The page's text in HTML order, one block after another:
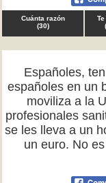
Cuánta razón
(30)
(
Españoles,
españoles en un
moviliza a la
profesionales
se les lleva a un
un euro. No